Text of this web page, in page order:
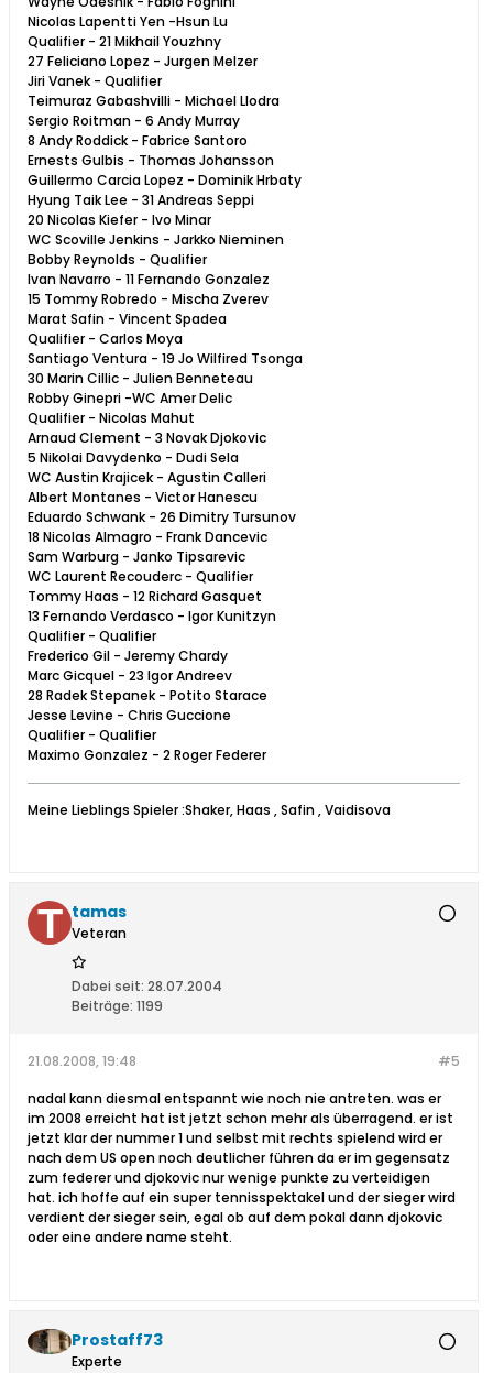
Nicolas Lapentti Yen -Hsun Lu
Qualifier - 21 Mikhail Youzhny
27 Feliciano Lopez - Jurgen Melzer
Jiri Vanek - Qualifier
Teimuraz Gabashvilli - Michael Llodra
Sergio Roitman - 6 Andy Murray
8 Andy Roddick - Fabrice Santoro
Ernests Gulbis - Thomas Johansson
Guillermo Carcia Lopez - Dominik Hrbaty
Hyung Taik Lee - 31 Andreas Seppi
20 Nicolas Kiefer - Ivo Minar
WC Scoville Jenkins - Jarkko Nieminen
Bobby Reynolds - Qualifier
Ivan Navarro - 11 Fernando Gonzalez
15 Tommy Robredo - Mischa Zverev
Marat Safin - Vincent Spadea
Qualifier - Carlos Moya
Santiago Ventura - 19 Jo Wilfired Tsonga
30 Marin Cillic - Julien Benneteau
Robby Ginepri -WC Amer Delic
Qualifier - Nicolas Mahut
Arnaud Clement - 3 Novak Djokovic
5 Nikolai Davydenko - Dudi Sela
WC Austin Krajicek - Agustin Calleri
Albert Montanes - Victor Hanescu
Eduardo Schwank - 26 Dimitry Tursunov
18 Nicolas Almagro - Frank Dancevic
Sam Warburg - Janko Tipsarevic
WC Laurent Recouderc - Qualifier
Tommy Haas - 12 Richard Gasquet
13 Fernando Verdasco - Igor Kunitzyn
Qualifier - Qualifier
Frederico Gil - Jeremy Chardy
Marc Gicquel - 23 Igor Andreev
28 Radek Stepanek - Potito Starace
Jesse Levine - Chris Guccione
Qualifier - Qualifier
Maximo Gonzalez - 2 Roger Federer
Meine Lieblings Spieler :Shaker, Haas , Safin , Vaidisova
tamas
Veteran
Dabei seit: 28.07.2004
Beiträge: 1199
#5
21.08.2008, 19:48
nadal kann diesmal entspannt wie noch nie antreten. was er
im 2008 erreicht hat ist jetzt schon mehr als überragend. er ist
jetzt klar der nummer 1 und selbst mit rechts spielend wird er
nach dem US open noch deutlicher führen da er im gegensatz
zum federer und djokovic nur wenige punkte zu verteidigen
hat. ich hoffe auf ein super tennisspektakel und der sieger wird
verdient der sieger sein, egal ob auf dem pokal dann djokovic
oder eine andere name steht.
Prostaff73
Experte